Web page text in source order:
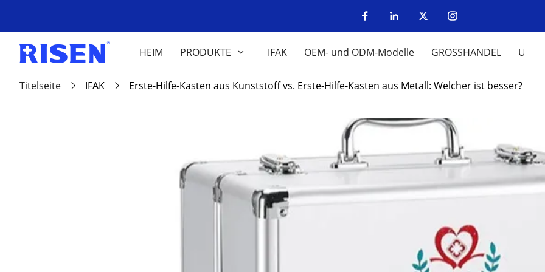
HEIM PRODUKTE IFAK OEM- und ODM-Modelle GROSSHANDEL UM
Titelseite IFAK Erste-Hilfe-Kasten aus Kunststoff vs. Erste-Hilfe-Kasten aus Metall: Welcher ist besser?